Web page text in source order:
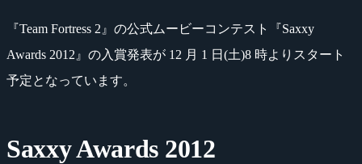
『Team Fortress 2』の公式ムービーコンテスト『Saxxy
Awards 2012』の入賞発表が 12 月 1 日(土)8 時よりスタート
予定となっています。
Saxxy Awards 2012